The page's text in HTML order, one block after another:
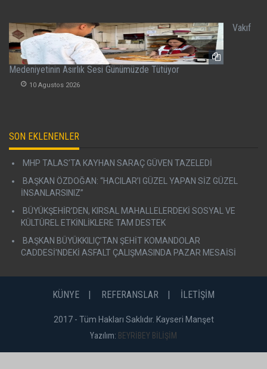
Vakıf
Medeniyetinin Asırlık Sesi Günümüzde Tütüyor
10 Agustos 2026
SON EKLENENLER
MHP TALAS’TA KAYHAN SARAÇ GÜVEN TAZELEDİ
BAŞKAN ÖZDOĞAN: “HACILAR’I GÜZEL YAPAN SİZ GÜZEL
İNSANLARSINIZ”
BÜYÜKŞEHİR’DEN, KIRSAL MAHALLELERDEKİ SOSYAL VE
KÜLTÜREL ETKİNLİKLERE TAM DESTEK
BAŞKAN BÜYÜKKILIÇ’TAN ŞEHİT KOMANDOLAR
CADDESİ'NDEKİ ASFALT ÇALIŞMASINDA PAZAR MESAİSİ
KÜNYE REFERANSLAR İLETİŞİM
2017 - Tüm Hakları Saklıdır. Kayseri Manşet
Yazılım: BEYRİBEY BİLİŞİM